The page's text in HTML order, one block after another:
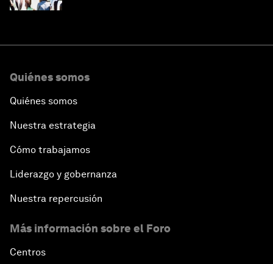
Quiénes somos
Quiénes somos
Nuestra estrategia
Cómo trabajamos
Liderazgo y gobernanza
Nuestra repercusión
Más información sobre el Foro
Centros